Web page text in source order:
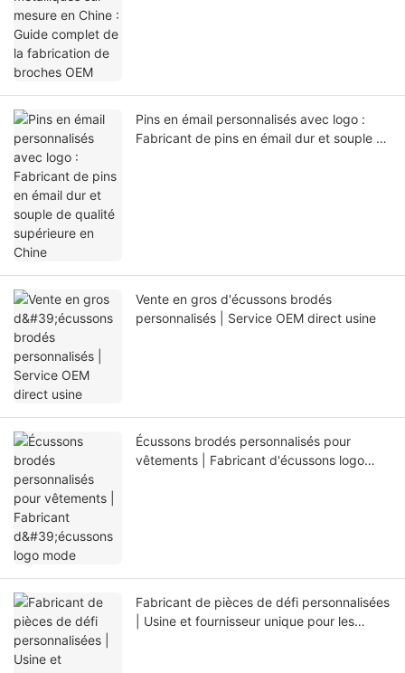
Pins en émail personnalisés avec logo :
Fabricant de pins en émail dur et souple de
Vente en gros d'écussons brodés
personnalisés | Service OEM direct usine
Écussons brodés personnalisés pour
vêtements | Fabricant d'écussons logo
Fabricant de pièces de défi personnalisées
| Usine et fournisseur unique pour les